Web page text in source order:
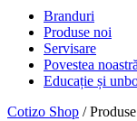
Branduri
Produse noi
Servisare
Povestea noastră
Educație și
Cotizo Shop /